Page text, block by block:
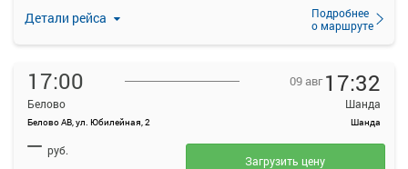
Детали рейса
Подробнее
о маршруте
17:00
Белово
Белово АВ, ул. Юбилейная, 2
09 авг 17:32
Шанда
Шанда
— руб.
Загрузить цену